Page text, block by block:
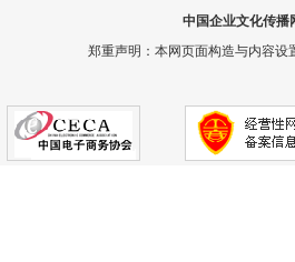
中国企业文化传播
郑重声明：本网页面构造与内容